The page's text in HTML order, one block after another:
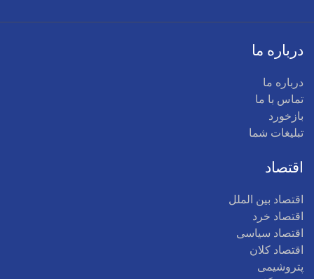
درباره ما
درباره ما
تماس با ما
بازخورد
تبلیغات شما
اقتصاد
اقتصاد بین الملل
اقتصاد خرد
اقتصاد سیاسی
اقتصاد کلان
پتروشیمی